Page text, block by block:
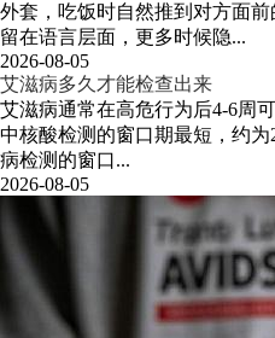
外套，吃饭时自然推到对方面
留在语言层面，更多时候隐...
2026-08-05
艾滋病多久才能检查出来
艾滋病通常在高危行为后4-6周
中核酸检测的窗口期最短，约
病检测的窗口...
2026-08-05